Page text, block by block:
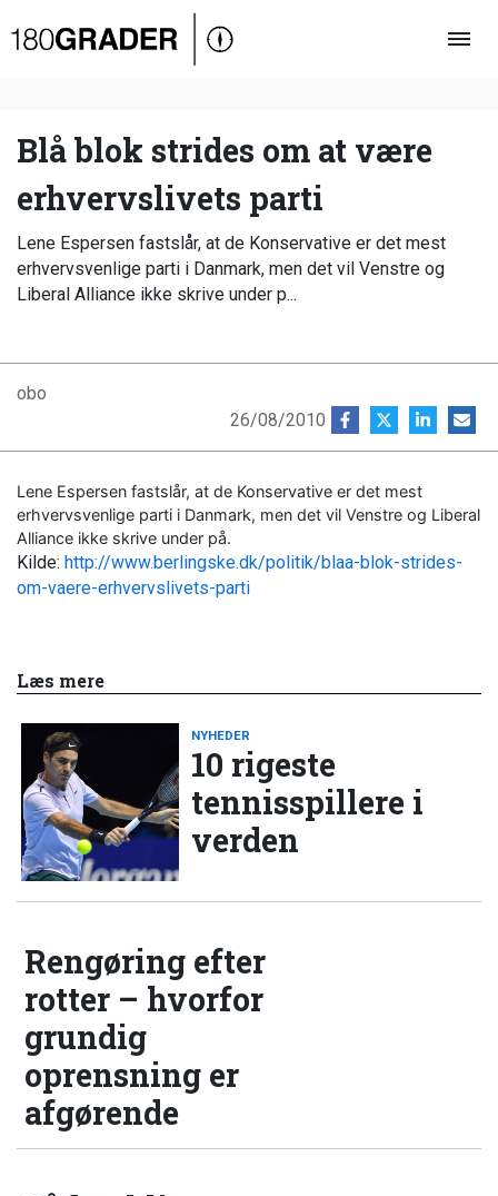
Oversigt
Debat
Video
Podcast
Blå blok strides om at være
erhvervslivets parti
Lene Espersen fastslår, at de Konservative er det mest
erhvervsvenlige parti i Danmark, men det vil Venstre og
Liberal Alliance ikke skrive under p...
obo
26/08/2010
Lene Espersen fastslår, at de Konservative er det mest
erhvervsvenlige parti i Danmark, men det vil Venstre og Liberal
Alliance ikke skrive under på.
Kilde: http://www.berlingske.dk/politik/blaa-blok-strides-
om-vaere-erhvervslivets-parti
Læs mere
NYHEDER
10 rigeste
tennisspillere i
verden
Rengøring efter
rotter – hvorfor
grundig
oprensning er
afgørende